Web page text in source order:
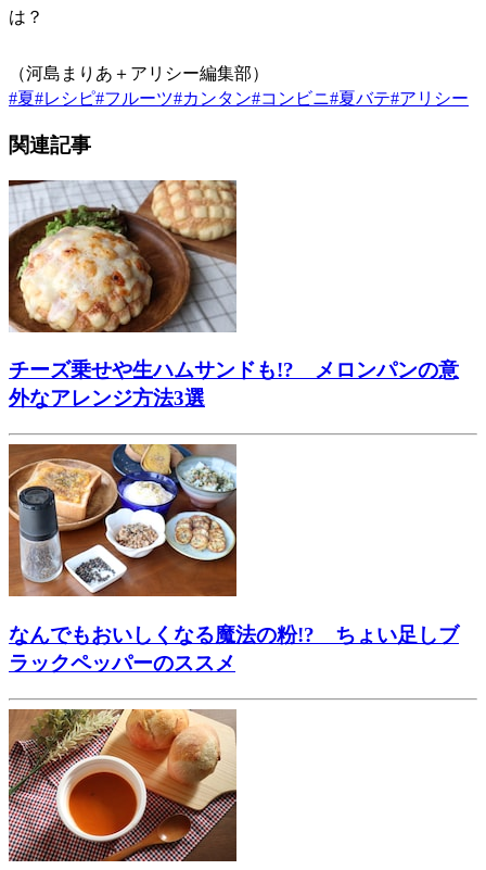
は？
（河島まりあ＋アリシー編集部）
#夏#レシピ#フルーツ#カンタン#コンビニ#夏バテ#アリシー
関連記事
チーズ乗せや生ハムサンドも!? メロンパンの意
外なアレンジ方法3選
なんでもおいしくなる魔法の粉!? ちょい足しブ
ラックペッパーのススメ